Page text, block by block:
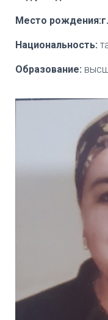
Место
Национальность:
Образование: